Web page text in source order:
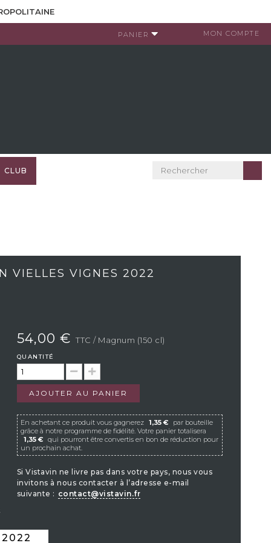
MON COMPTE
PANIER
CLUB
VIELLES VIGNES 2022
54,00 € TTC / Magnum (150 cl)
QUANTITÉ
AJOUTER AU PANIER
En achetant ce produit vous gagnerez 1,35 €
par bouteille
grâce à notre programme de fidélité. Votre panier totalisera
1,35 € qui pourront être convertis en bon de réduction pour
un prochain achat.
Si Vistavin ne livre pas dans votre pays, nous vous
invitons à nous contacter à l’adresse e-mail
suivante : contact@vistavin.fr
2022